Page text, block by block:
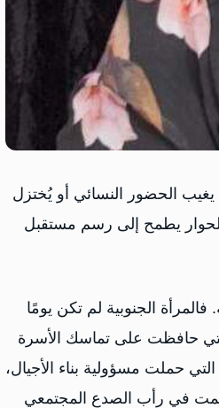
يغيب الحضور النسائي أو يُختزل
لحوار يطمح إلى رسم مستقبل
الجنوبية لم تكن يومًا
حافظت على تماسك الأسرة
حملت مسؤولية بناء الأجيال،
في رأب الصدع المجتمعي